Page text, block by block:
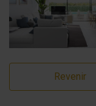
Revenir